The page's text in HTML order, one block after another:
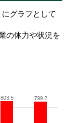
グラフとして
の体力や状況を
803.5 799.2